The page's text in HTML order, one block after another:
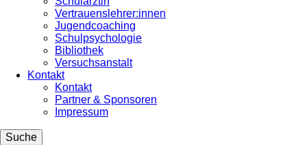
Vertrauenslehrer:innen
Jugendcoaching
Schulpsychologie
Bibliothek
Versuchsanstalt
Kontakt
Kontakt
Partner & Sponsoren
Impressum
Suche